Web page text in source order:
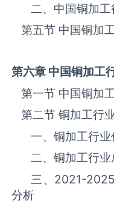
二、中国‌‌‌‌‌‌‌铜加
第五节 中国‌‌‌‌‌‌‌铜加
第六章 中国铜加工
第一节 中国‌‌‌‌‌‌‌铜加
第二节 ‌‌‌‌‌‌‌铜加工‌‌‌‌‌‌‌‌‌‌‌‌‌‌‌‌‌‌‌行
一、‌‌‌‌‌‌‌铜加工‌‌‌‌‌‌‌‌‌‌‌‌‌‌‌‌行
二、‌‌‌‌‌‌‌铜加工‌‌‌‌‌‌‌‌‌‌‌‌‌‌‌‌行
三、 2021-2025
分析